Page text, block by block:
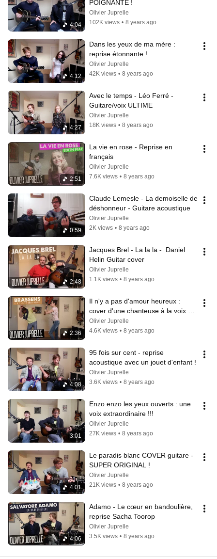
4:04
POIGNANTE !
Olivier Juprelle
102K views • 8 years ago
4:12
Dans les yeux de ma mère :
reprise étonnante !
Olivier Juprelle
42K views • 8 years ago
4:27
Avec le temps - Léo Ferré -
Guitare/voix ULTIME
Olivier Juprelle
18K views • 8 years ago
2:51
La vie en rose - Reprise en
français
Olivier Juprelle
7.6K views • 8 years ago
0:59
Claude Lemesle - La demoiselle de
déshonneur - Guitare acoustique
Olivier Juprelle
2K views • 8 years ago
2:48
Jacques Brel - La la la -  Daniel
Helin Guitar cover
Olivier Juprelle
1.1K views • 8 years ago
2:36
Il n'y a pas d'amour heureux :
cover d'une chanteuse à la voix
sublime
Olivier Juprelle
4.6K views • 8 years ago
4:08
95 fois sur cent - reprise
acoustique avec un jouet d'enfant !
Olivier Juprelle
3.6K views • 8 years ago
3:01
Enzo enzo les yeux ouverts : une
voix extraordinaire !!!
Olivier Juprelle
27K views • 8 years ago
4:01
Le paradis blanc COVER guitare -
SUPER ORIGINAL !
Olivier Juprelle
21K views • 8 years ago
4:06
Adamo - Le cœur en bandoulière,
reprise Sacha Toorop
Olivier Juprelle
3.5K views • 8 years ago